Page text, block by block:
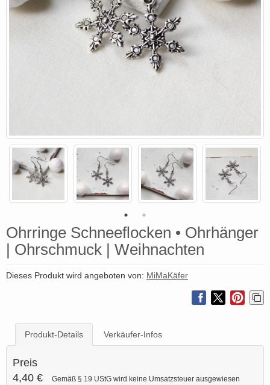
Ohrringe Schneeflocken • Ohrhänger
| Ohrschmuck | Weihnachten
Dieses Produkt wird angeboten von: MiMaKäfer
Produkt-Details Verkäufer-Infos
Preis
4,40 €
Gemäß § 19 UStG wird keine Umsatzsteuer ausgewiesen